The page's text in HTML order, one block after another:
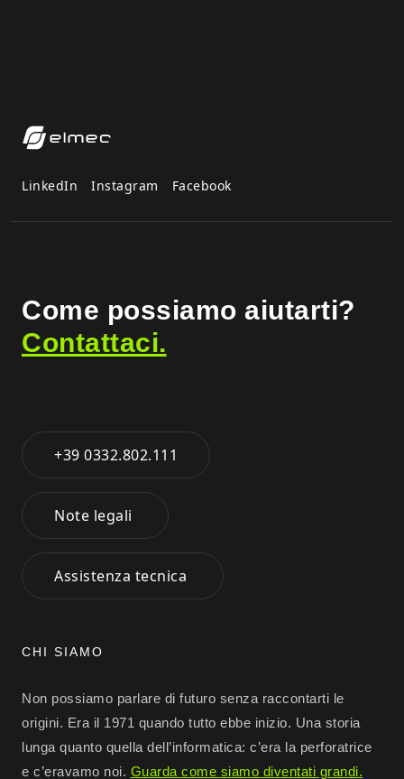
LinkedIn Instagram Facebook
Come possiamo aiutarti?
Contattaci.
+39 0332.802.111
Note legali
Assistenza tecnica
CHI SIAMO
Non possiamo parlare di futuro senza raccontarti le
origini. Era il 1971 quando tutto ebbe inizio. Una storia
lunga quanto quella dell’informatica: c’era la perforatrice
e c’eravamo noi. Guarda come siamo diventati grandi.